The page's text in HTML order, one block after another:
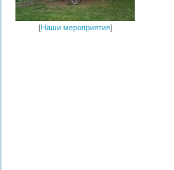
[Наши мероприятия]